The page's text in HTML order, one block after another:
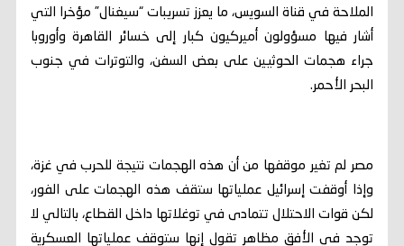
الملاحة في قناة السويس، ما يعزز تسريبات “سيغنال” مؤخرا التي
أشار فيها مسؤولون أميركيون كبار إلى خسائر القاهرة وأوروبا
جراء هجمات الحوثيين على بعض السفن، والتوترات في جنوب
البحر الأحمر.
مصر لم تغير موقفها من أن هذه الهجمات نتيجة للحرب في غزة،
وإذا أوقفت إسرائيل عملياتها ستقف هذه الهجمات على الفور،
لكن قوات الاحتلال تتمادى في توغلاتها داخل القطاع، بالتالي لا
توجد في الأفق مظاهر تقول إنها ستوقف عملياتها العسكرية